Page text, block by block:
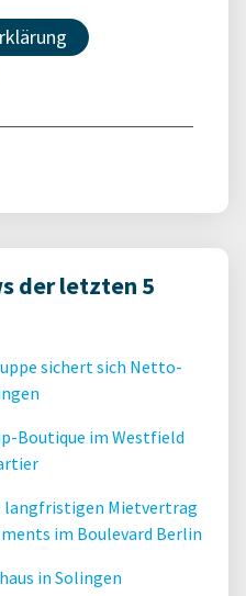
der letzten 5
sichert sich Netto-
Boutique im Westfield
langfristigen Mietvertrag
im Boulevard Berlin
in Solingen